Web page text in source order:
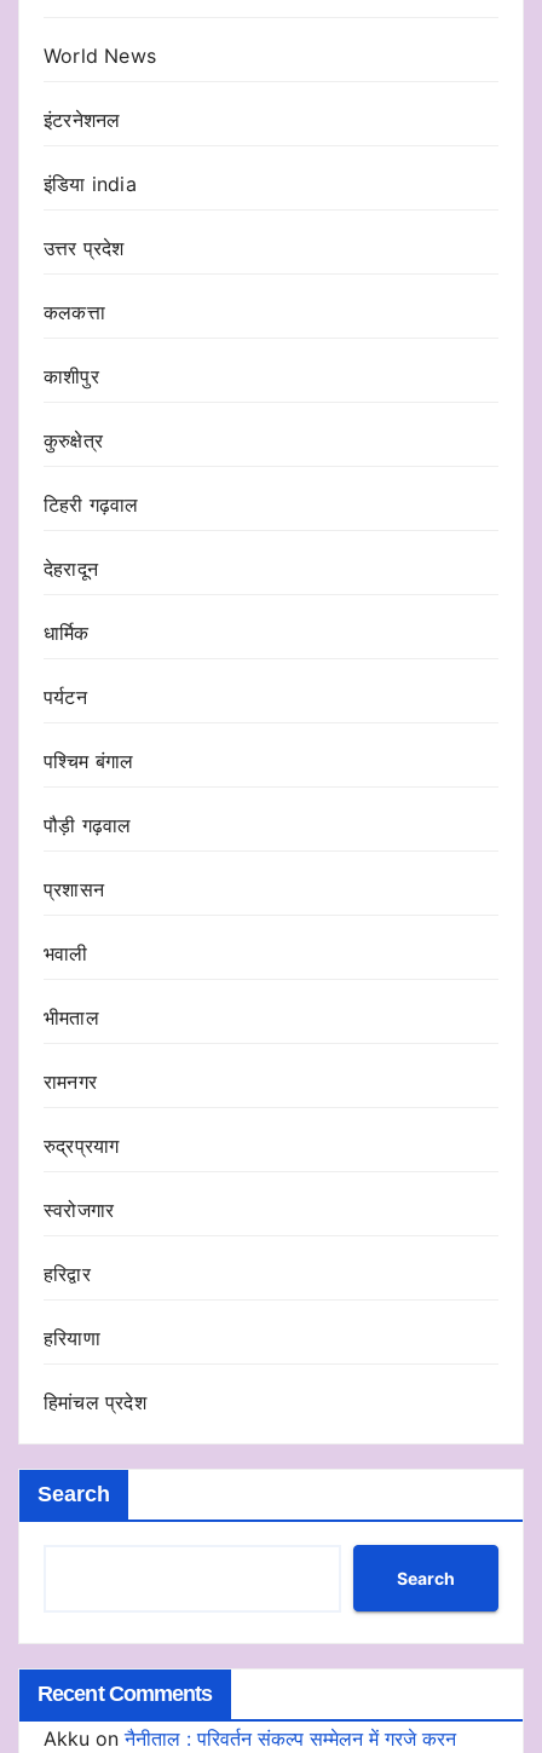
World News
इंटरनेशनल
इंडिया india
उत्तर प्रदेश
कलकत्ता
काशीपुर
कुरुक्षेत्र
टिहरी गढ़वाल
देहरादून
धार्मिक
पर्यटन
पश्चिम बंगाल
पौड़ी गढ़वाल
प्रशासन
भवाली
भीमताल
रामनगर
रुद्रप्रयाग
स्वरोजगार
हरिद्वार
हरियाणा
हिमांचल प्रदेश
Search
Search
Recent Comments
Akku onनैनीताल : परिवर्तन संकल्प सम्मेलन में गरजे करन